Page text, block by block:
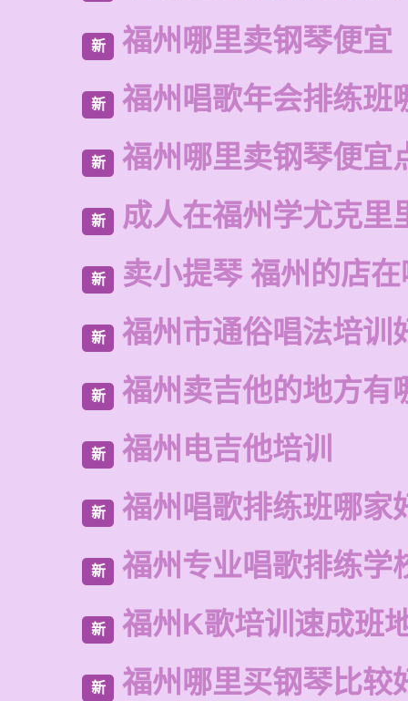
新 福州哪里卖钢琴便宜
新 福州唱歌年会排练班
新 福州哪里卖钢琴便宜
新 成人在福州学尤克里
新 卖小提琴 福州的店
新 福州市通俗唱法培训
新 福州卖吉他的地方有
新 福州电吉他培训
新 福州唱歌排练班哪家
新 福州专业唱歌排练学
新 福州K歌培训速成班
新 福州哪里买钢琴比较